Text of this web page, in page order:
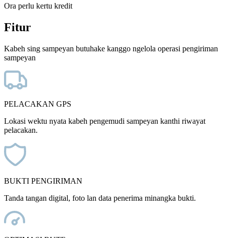
Ora perlu kertu kredit
Fitur
Kabeh sing sampeyan butuhake kanggo ngelola operasi pengiriman
sampeyan
PELACAKAN GPS
Lokasi wektu nyata kabeh pengemudi sampeyan kanthi riwayat
pelacakan.
BUKTI PENGIRIMAN
Tanda tangan digital, foto lan data penerima minangka bukti.